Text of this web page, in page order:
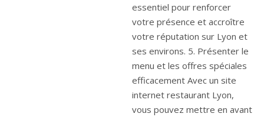
essentiel pour renforcer
votre présence et accroître
votre réputation sur Lyon et
ses environs. 5. Présenter le
menu et les offres spéciales
efficacement Avec un site
internet restaurant Lyon,
vous pouvez mettre en avant